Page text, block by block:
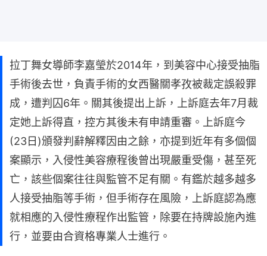
拉丁舞女導師李嘉瑩於2014年，到美容中心接受抽脂
手術後去世，負責手術的女西醫關孝孜被裁定誤殺罪
成，遭判囚6年。關其後提出上訴，上訴庭去年7月裁
定她上訴得直，控方其後未有申請重審。上訴庭今
(23日)頒發判辭解釋因由之餘，亦提到近年有多個個
案顯示，入侵性美容療程後曾出現嚴重受傷，甚至死
亡，該些個案往往與監管不足有關。有鑑於越多越多
人接受抽脂等手術，但手術存在風險，上訴庭認為應
就相應的入侵性療程作出監管，除要在持牌設施內進
行，並要由合資格專業人士進行。